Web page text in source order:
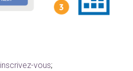
inscrivez-vous;